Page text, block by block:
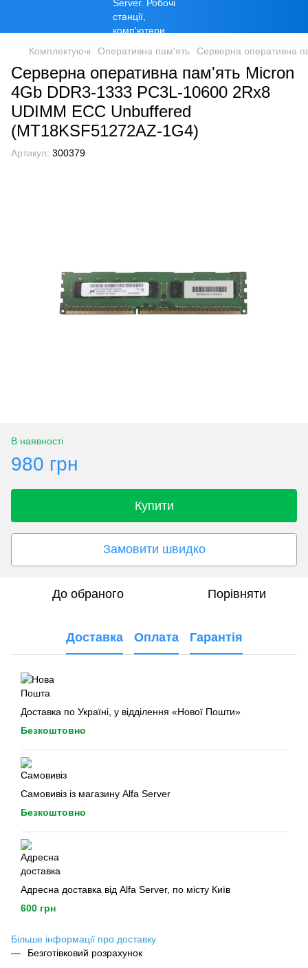
Комплектуючі Оперативна пам'ять Серверна оперативна
Серверна оперативна пам'ять Micron
4Gb DDR3-1333 PC3L-10600 2Rx8
UDIMM ECC Unbuffered
(MT18KSF51272AZ-1G4)
Артикул: 300379
В наявності
980 грн
Купити
Замовити швидко
До обраного Порівняти
Доставка Оплата Гарантія
Доставка по Україні, у відділення «Нової Пошти»
Безкоштовно
Самовивіз із магазину Alfa Server
Безкоштовно
Адресна доставка від Alfa Server, по місту Київ
600 грн
Більше інформації про доставку
Безготівковий розрахунок